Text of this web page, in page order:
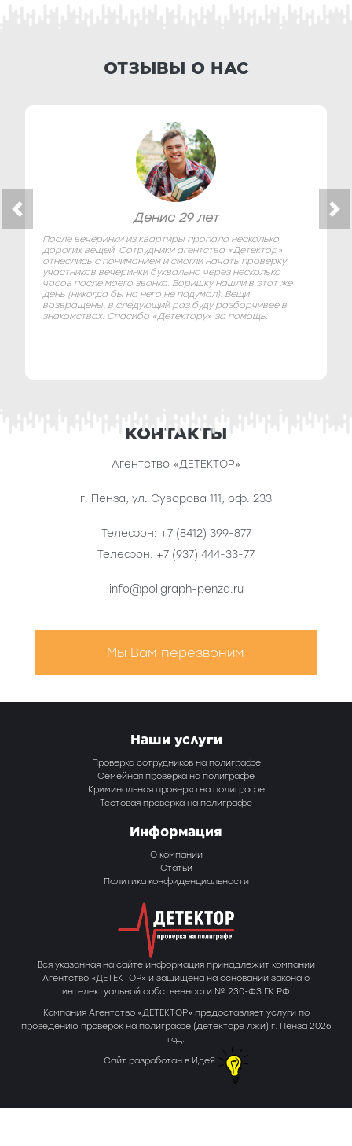
ОТЗЫВЫ О НАС
Денис 29 лет
После вечеринки из квартиры пропало несколько
дорогих вещей. Сотрудники агентства «Детектор»
отнеслись с пониманием и смогли начать проверку
участников вечеринки буквально через несколько
часов после моего звонка. Воришку нашли в этот же
день (никогда бы на него не подумал). Вещи
возвращены, в следующий раз буду разборчивее в
знакомствах. Спасибо «Детектору» за помощь.
КОНТАКТЫ
Агентство «ДЕТЕКТОР»
г. Пенза ул. Суворова 111, оф. 233
Телефон: +7 (8412) 399-877
Телефон: +7 (937) 444-33-77
info@poligraph-penza.ru
Мы Вам перезвоним
Наши услуги
Проверка сотрудников на полиграфе
Семейная проверка на полиграфе
Криминальная проверка на полиграфе
Тестовая проверка на полиграфе
Информация
О компании
Статьи
Политика конфиденциальности
Вся указанная на сайте информация принадлежит компании
Агентство «ДЕТЕКТОР» и защищена на основании закона о
интелектуальной собственности № 230-ФЗ ГК РФ
Компания Агентство «ДЕТЕКТОР» предоставляет услуги по
проведению проверок на полиграфе (детекторе лжи) г. Пенза 2026
год.
Сайт разработан в ИдеЯ